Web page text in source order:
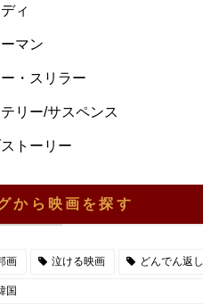
ィ
マン
・スリラー
テリー/サスペンス
トーリー
から映画を探す
画 泣ける映画 どんでん返し
国